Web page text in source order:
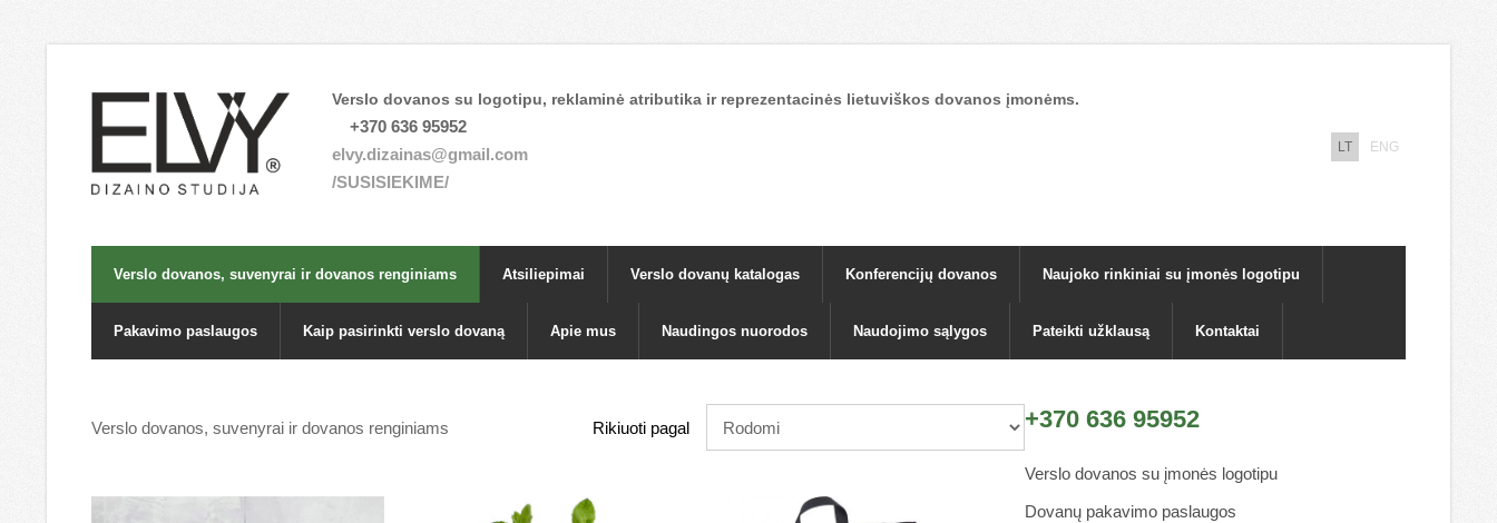
Verslo dovanos su logotipu, reklaminė atributika ir reprezentacinės lietuviškos dovanos įmonėms.
+370 636 95952
elvy.dizainas@gmail.com
/SUSISIEKIME/
LT ENG
Verslo dovanos, suvenyrai ir dovanos renginiams Atsiliepimai Verslo dovanų katalogas Konferencijų dovanos Naujoko rinkiniai su įmonės logotipu
Pakavimo paslaugos Kaip pasirinkti verslo dovaną Apie mus Naudingos nuorodos Naudojimo sąlygos Pateikti užklausą Kontaktai
+370 636 95952
Verslo dovanos su įmonės logotipu
Dovanų pakavimo paslaugos
Verslo dovanos, suvenyrai ir dovanos renginiams Rikiuoti pagal